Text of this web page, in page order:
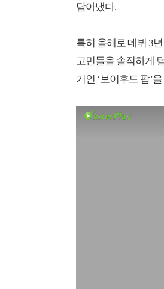
담아냈다.
특히 올해로 데뷔 3
고민들을 솔직하게
기인 ‘보이후드 팝’